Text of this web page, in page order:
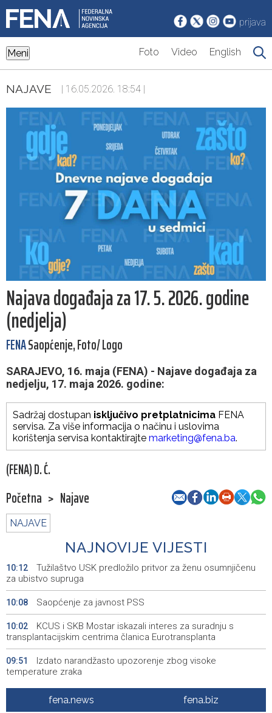
prijava
Meni Foto Video English
NAJAVE | 16.05.2026. 18:54 |
Najava događaja za 17. 5. 2026. godine
(nedjelja)
FENASaopćenje, Foto/ Logo
SARAJEVO, 16. maja (FENA) - Najave događaja za
nedjelju, 17. maja 2026. godine:
Sadržaj dostupan isključivo pretplatnicima FENA
servisa. Za više informacija o načinu i uslovima
korištenja servisa kontaktirajte marketing@fena.ba.
(FENA) D. Ć.
Početna > Najave
NAJAVE
NAJNOVIJE VIJESTI
10:12
Tužilaštvo USK predložilo pritvor za ženu osumnjičenu
za ubistvo supruga
10:08 Saopćenje za javnost PSS
10:02
KCUS i SKB Mostar iskazali interes za suradnju s
transplantacijskim centrima članica Eurotransplanta
09:51
Izdato narandžasto upozorenje zbog visoke
temperature zraka
Šesta 'Maslenicijada' u Arapuši okupila ljubitelje
tradicionalne kuhinje
fena.news fena.biz